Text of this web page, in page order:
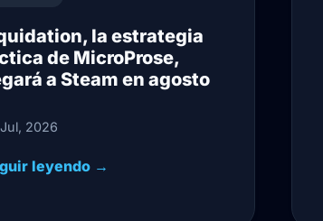
la estrategia
de MicroProse,
a Steam en agosto
2026
leyendo →